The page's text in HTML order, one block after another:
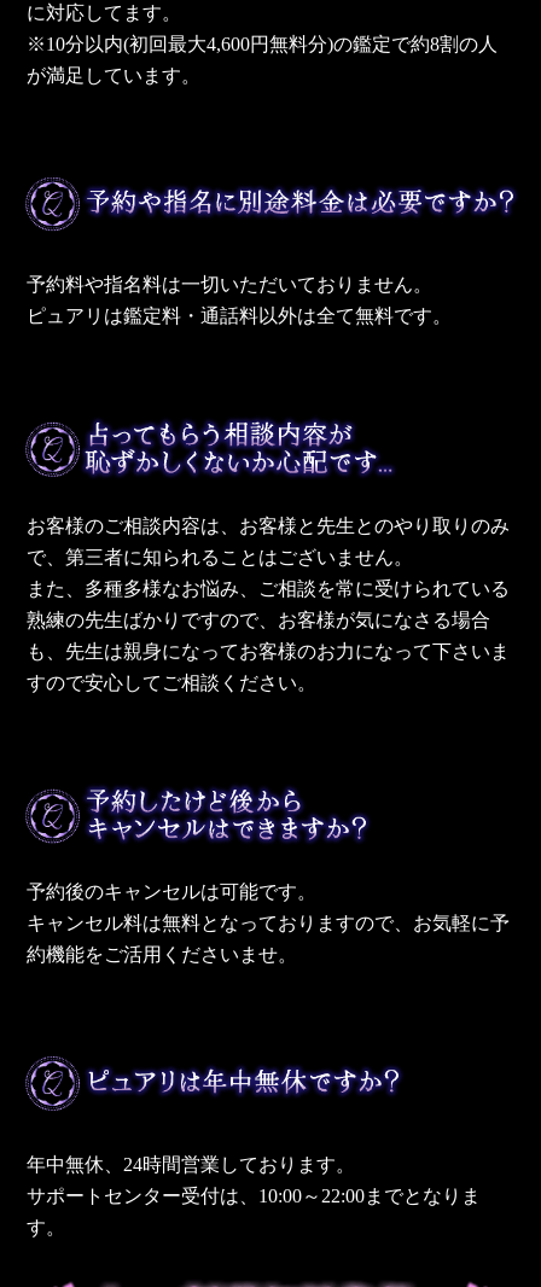
に対応してます。
※10分以内(初回最大4,600円無料分)の鑑定で約8割の人
が満足しています。
予約料や指名料は一切いただいておりません。
ピュアリは鑑定料・通話料以外は全て無料です。
お客様のご相談内容は、お客様と先生とのやり取りのみ
で、第三者に知られることはございません。
また、多種多様なお悩み、ご相談を常に受けられている
熟練の先生ばかりですので、お客様が気になさる場合
も、先生は親身になってお客様のお力になって下さいま
すので安心してご相談ください。
予約後のキャンセルは可能です。
キャンセル料は無料となっておりますので、お気軽に予
約機能をご活用くださいませ。
年中無休、24時間営業しております。
サポートセンター受付は、10:00～22:00までとなりま
す。